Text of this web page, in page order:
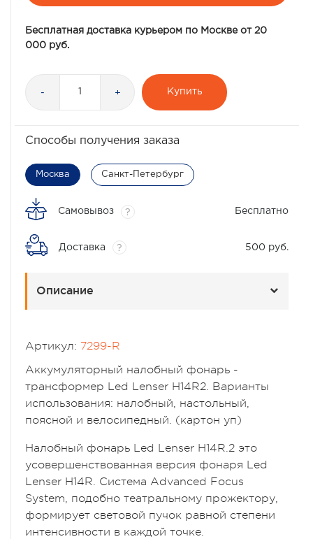
Бесплатная доставка курьером по Москве от 20
000 руб.
- + Купить
Способы получения заказа
Москва Санкт-Петербург
Самовывоз ? Бесплатно
Доставка ? 500 руб.
Описание
Артикул: 7299-R
Аккумуляторный налобный фонарь -
трансформер Led Lenser H14R2. Варианты
использования: налобный, настольный,
поясной и велосипедный. (картон уп)
Налобный фонарь Led Lenser H14R.2 это
усовершенствованная версия фонаря Led
Lenser H14R. Система Advanced Focus
System, подобно театральному прожектору,
формирует световой пучок равной степени
интенсивности в каждой точке.